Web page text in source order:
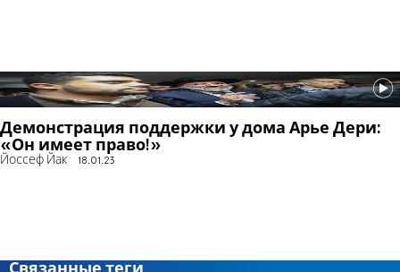
Демонстрация поддержки у дома Арье Дери:
«Он имеет право!»
Йоссеф Йак 18.01.23